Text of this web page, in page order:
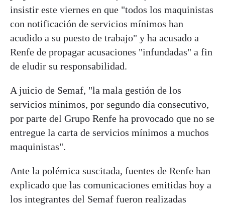
insistir este viernes en que "todos los maquinistas
con notificación de servicios mínimos han
acudido a su puesto de trabajo" y ha acusado a
Renfe de propagar acusaciones "infundadas" a fin
de eludir su responsabilidad.
A juicio de Semaf, "la mala gestión de los
servicios mínimos, por segundo día consecutivo,
por parte del Grupo Renfe ha provocado que no se
entregue la carta de servicios mínimos a muchos
maquinistas".
Ante la polémica suscitada, fuentes de Renfe han
explicado que las comunicaciones emitidas hoy a
los integrantes del Semaf fueron realizadas